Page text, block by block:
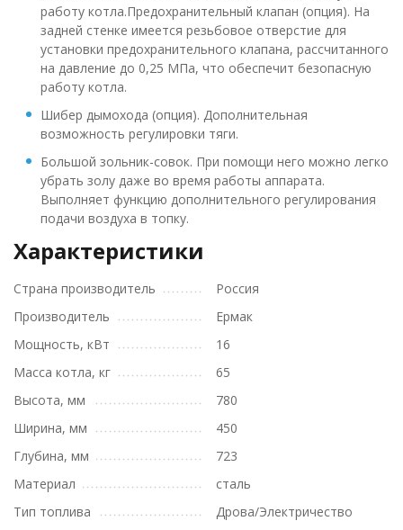
работу котла.Предохранительный клапан (опция). На
задней стенке имеется резьбовое отверстие для
установки предохранительного клапана, рассчитанного
на давление до 0,25 МПа, что обеспечит безопасную
работу котла.
Шибер дымохода (опция). Дополнительная
возможность регулировки тяги.
Большой зольник-совок. При помощи него можно легко
убрать золу даже во время работы аппарата.
Выполняет функцию дополнительного регулирования
подачи воздуха в топку.
Характеристики
Страна производитель
Россия
Производитель
Ермак
Мощность, кВт
16
Масса котла, кг
65
Высота, мм
780
Ширина, мм
450
Глубина, мм
723
Материал
сталь
Тип топлива
Дрова/Электричество